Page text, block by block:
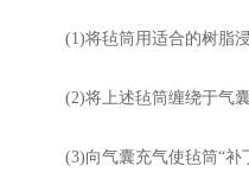
(1)将毡筒用适合的树脂
(2)将上述毡筒缠绕于气囊
(3)向气囊充气使毡筒“补